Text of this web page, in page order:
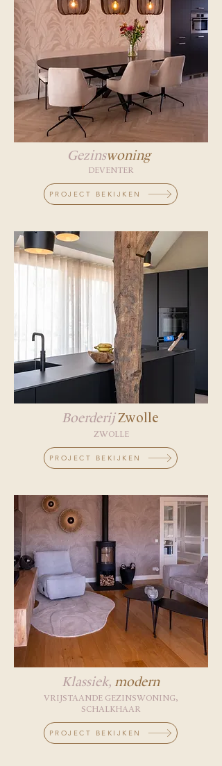
Gezinswoning
DEVENTER
PROJECT BEKIJKEN
Boerderij Zwolle
ZWOLLE
PROJECT BEKIJKEN
Klassiek, modern
VRIJSTAANDE GEZINSWONING,
SCHALKHAAR
PROJECT BEKIJKEN